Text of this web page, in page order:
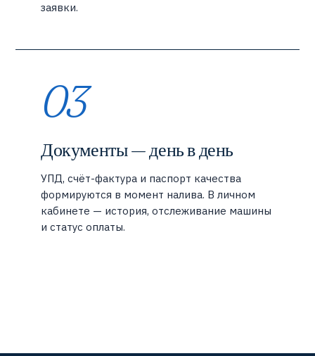
заявки.
03
Документы — день в день
УПД, счёт-фактура и паспорт качества
формируются в момент налива. В личном
кабинете — история, отслеживание машины
и статус оплаты.